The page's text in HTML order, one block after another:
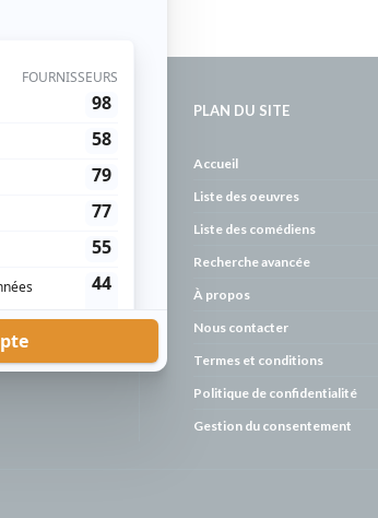
de
PLAN DU SITE
Accueil
Liste des oeuvres
Liste des comédiens
Recherche avancée
À propos
Nous contacter
Termes et conditions
Politique de confidentialité
Gestion du consentement